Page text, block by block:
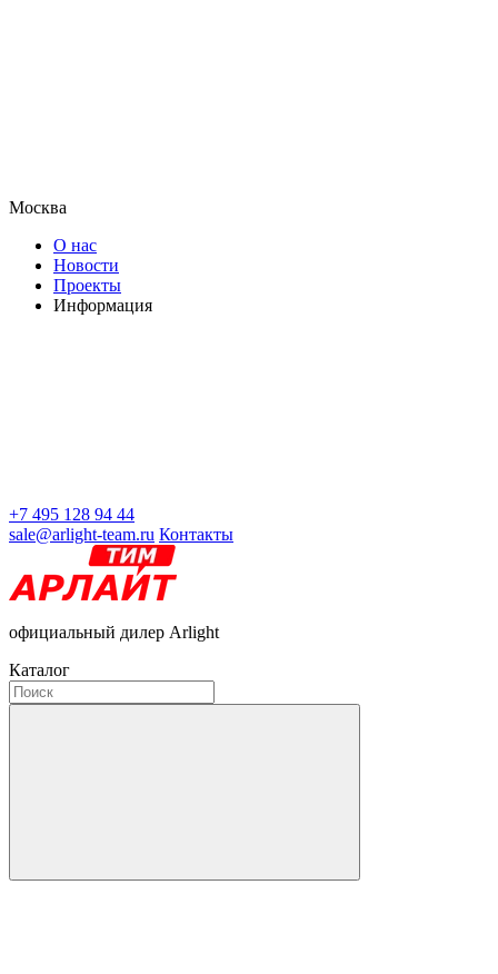
Москва
О нас
Новости
Проекты
Информация
+7 495 128 94 44
sale@arlight-team.ru Контакты
официальный дилер Arlight
Каталог